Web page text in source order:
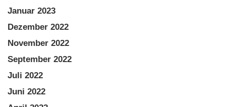
Januar 2023
Dezember 2022
November 2022
September 2022
Juli 2022
Juni 2022